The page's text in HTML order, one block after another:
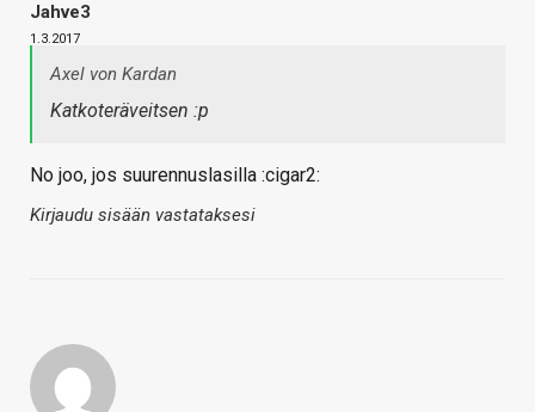
Jahve3
1.3.2017
Axel von Kardan
Katkoteräveitsen :p
No joo, jos suurennuslasilla :cigar2:
Kirjaudu sisään vastataksesi